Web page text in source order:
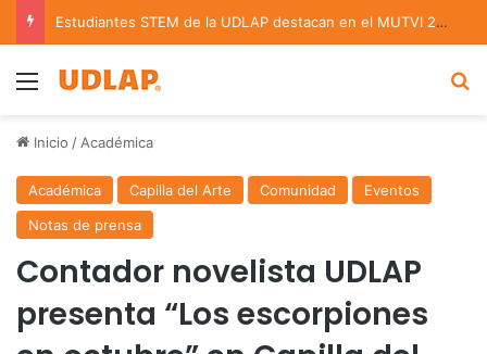
Estudiantes STEM de la UDLAP destacan en el MUTVI 2026
Menu
Inicio / Académica
Académica Capilla del Arte Comunidad
Eventos
Notas de prensa
Contador novelista UDLAP
presenta “Los escorpiones